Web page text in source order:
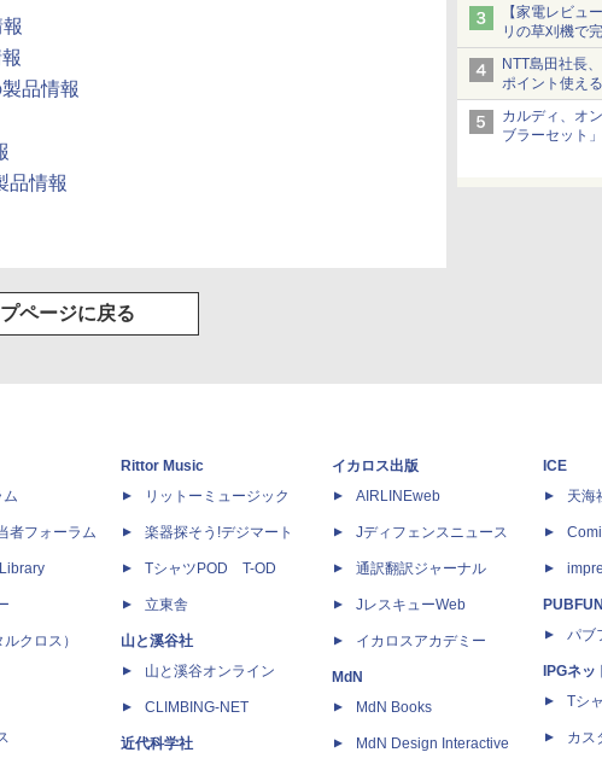
【家電レビュ
リの草刈機で
NTT島田社長
ポイント使え
カルディ、オ
ブラーセット
品情報
品情報
プページに戻る
者フォーラム
クロス）
Rittor Music
リットーミュージック
楽器探そう!デジマート
TシャツPOD T-OD
立東舎
山と溪谷社
山と溪谷オンライン
CLIMBING-NET
近代科学社
イカロス出版
AIRLINEweb
Jディフェンスニュース
通訳翻訳ジャーナル
JレスキューWeb
イカロスアカデミー
MdN
MdN Books
MdN Design Interactive
ICE
天海
PUBFUN
パブ
IPGネ
Tシ
カス